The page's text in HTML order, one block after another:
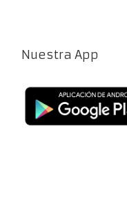
Nuestra App